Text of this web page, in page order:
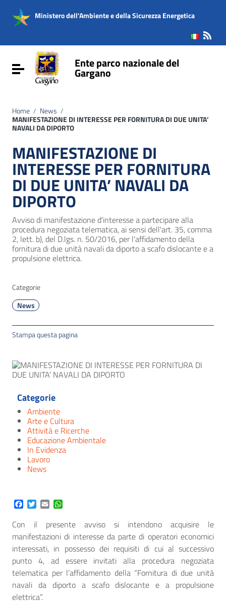
Vai al menu di navigazione
Vai al footer
Ministero dell'Ambiente e della Sicurezza Energetica
Attiva / disattiva la navigazioneEnte parco nazionale del
Gargano
Home / News /
MANIFESTAZIONE DI INTERESSE PER FORNITURA DI DUE UNITA’
NAVALI DA DIPORTO
MANIFESTAZIONE DI
INTERESSE PER FORNITURA
DI DUE UNITA’ NAVALI DA
DIPORTO
Avviso di manifestazione d'interesse a partecipare alla
procedura negoziata telematica, ai sensi dell'art. 35, comma
2, lett. b), del D.lgs. n. 50/2016, per l'affidamento della
fornitura di due unità navali da diporto a scafo dislocante e a
propulsione elettrica.
Categorie
News
Stampa questa pagina
Categorie
Ambiente
Arte e Cultura
Attività e Ricerche
Educazione Ambientale
In Evidenza
Lavoro
News
Facebook
Twitter
Email
Con il presente avviso si intendono acquisire le
manifestazioni di interesse da parte di operatori economici
interessati, in possesso dei requisiti di cui al successivo
punto 4, ad essere invitati alla procedura negoziata
telematica per l’affidamento della “Fornitura di due unità
navali da diporto a scafo dislocante e a propulsione
elettrica”.